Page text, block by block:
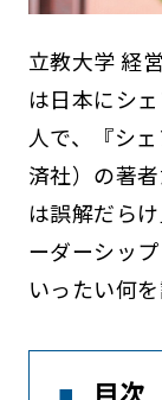
立教大学 経
は日本にシ
人で、『シ
済社）の著
は誤解だら
ーダーシッ
いったい何
目次